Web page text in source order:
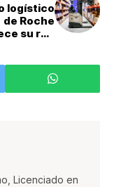
logístico
de Roche
su red
Licenciado en